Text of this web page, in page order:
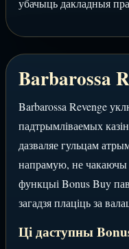
убачыць дакладныя
Barbarossa
Barbarossa Revenge
падтрымліваемых
дазваляе гульцам
напрамую, не чакаючы
функцыі Bonus Buy
загадзя плаціць за
Ці даступны